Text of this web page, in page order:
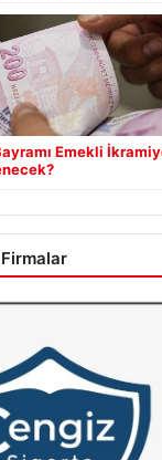
Emekli